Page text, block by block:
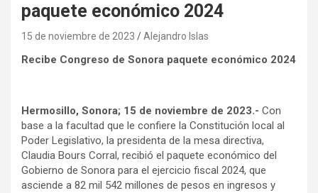
paquete económico 2024
15 de noviembre de 2023 Alejandro Islas
Recibe Congreso de Sonora paquete económico 2024
Hermosillo, Sonora; 15 de noviembre de 2023.- Con
base a la facultad que le confiere la Constitución local al
Poder Legislativo, la presidenta de la mesa directiva,
Claudia Bours Corral, recibió el paquete económico del
Gobierno de Sonora para el ejercicio fiscal 2024, que
asciende a 82 mil 542 millones de pesos en ingresos y